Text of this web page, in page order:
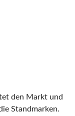
den Markt und
Standmarken.